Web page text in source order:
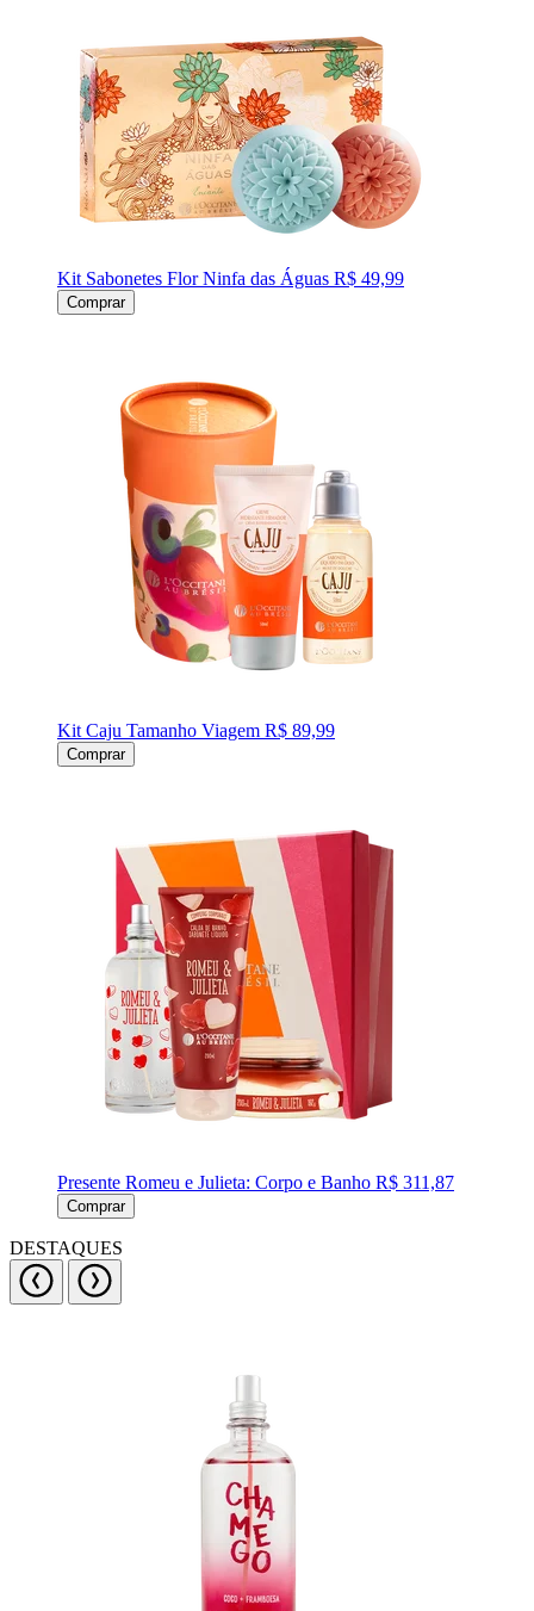
Kit Sabonetes Flor Ninfa das Águas R$ 49,99
Comprar
Kit Caju Tamanho Viagem R$ 89,99
Comprar
Presente Romeu e Julieta: Corpo e Banho R$ 311,87
Comprar
DESTAQUES